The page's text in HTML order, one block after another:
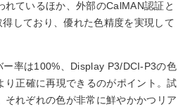
れているほか、外部のCalMAN認証と
しており、優れた色精度を実現して
率は100%、Display P3/DCI-P3の色
り正確に再現できるのがポイント。試
それぞれの色が非常に鮮やかかつリア